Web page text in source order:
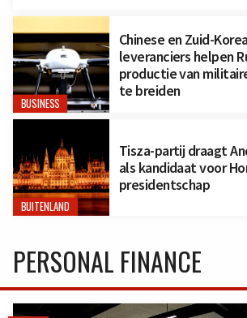
BUSINESS
Chinese en Zuid-
leveranciers helpen
productie van
te breiden
BUITENLAND
Tisza-partij draagt
als kandidaat voor
presidentschap
PERSONAL FINANCE